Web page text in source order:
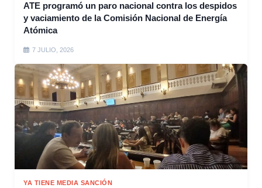
ATE programó un paro nacional contra los despidos
y vaciamiento de la Comisión Nacional de Energía
Atómica
7 JULIO, 2026
YA TIENE MEDIA SANCIÓN